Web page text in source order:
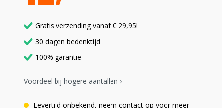
Gratis verzending vanaf € 29,95!
30 dagen bedenktijd
100% garantie
Voordeel bij hogere aantallen ›
Levertijd onbekend, neem contact op voor meer